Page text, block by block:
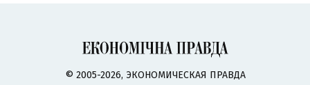
© 2005-2026, ЭКОНОМИЧЕСКАЯ ПРАВДА